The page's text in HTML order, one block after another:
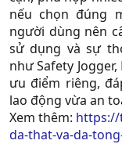
nếu chọn đúng
người dùng nên
sử dụng và sự
như Safety
ưu điểm riêng,
lao động vừa an
Xem thêm: https://
da-that-va-da-